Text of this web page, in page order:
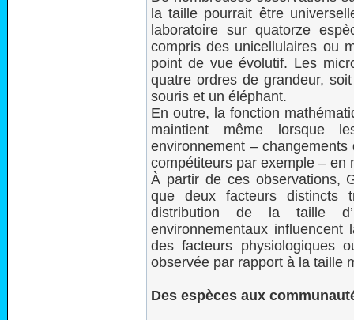
la taille pourrait être
laboratoire sur quatorze
compris des unicellulaires ou
point de vue évolutif. Les
quatre ordres de grandeur,
souris et un éléphant.
En outre, la fonction
maintient même lorsque
environnement –
compétiteurs par exemple – en
À partir de ces observations,
que deux facteurs distincts
distribution de la taille
environnementaux influencent
des facteurs physiologiques
observée par rapport à la taille
Des espèces aux